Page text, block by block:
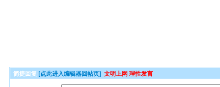
简捷回复 [点此进入编辑器回帖页] 文明上网 理性发言